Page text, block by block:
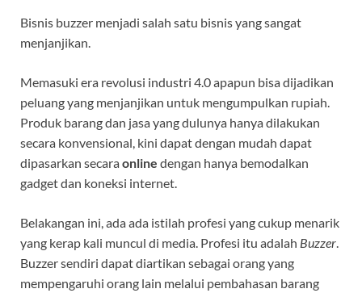
Bisnis buzzer menjadi salah satu bisnis yang sangat
menjanjikan.
Memasuki era revolusi industri 4.0 apapun bisa dijadikan
peluang yang menjanjikan untuk mengumpulkan rupiah.
Produk barang dan jasa yang dulunya hanya dilakukan
secara konvensional, kini dapat dengan mudah dapat
dipasarkan secaraonline dengan hanya bemodalkan
gadget dan koneksi internet.
Belakangan ini, ada ada istilah profesi yang cukup menarik
yang kerap kali muncul di media. Profesi itu adalah Buzzer.
Buzzer sendiri dapat diartikan sebagai orang yang
mempengaruhi orang lain melalui pembahasan barang